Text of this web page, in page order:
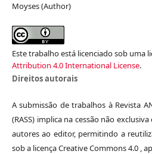
Moyses (Author)
Este trabalho está licenciado sob uma
Attribution 4.0 International License.
Direitos autorais
A submissão de trabalhos à Revista
(RASS) implica na cessão não
autores ao editor, permitindo a
sob a licença Creative Commons 4.0 ,